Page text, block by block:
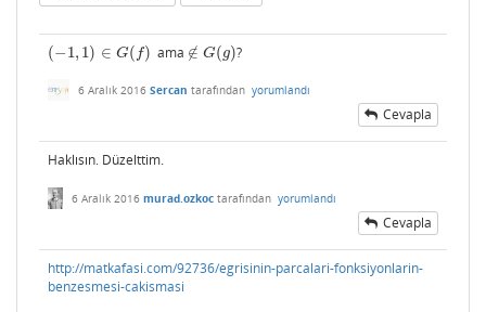
(−1, 1) ∈ G( f)
(−1,1 ∈G(f ama ∉ G(g)
∉ G(g) ?
6 Aralık 2016 Sercan tarafından yorumlandı
Cevapla
Haklısın. Düzelttim.
6 Aralık 2016 murad.ozkoc tarafından yorumlandı
Cevapla
http://matkafasi.com/92736/egrisinin-parcalari-fonksiyonlarin-
benzesmesi-cakismasi